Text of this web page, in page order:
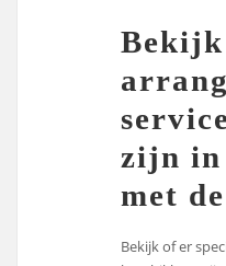
Bekijk
zijn in
met
Bekijk of er